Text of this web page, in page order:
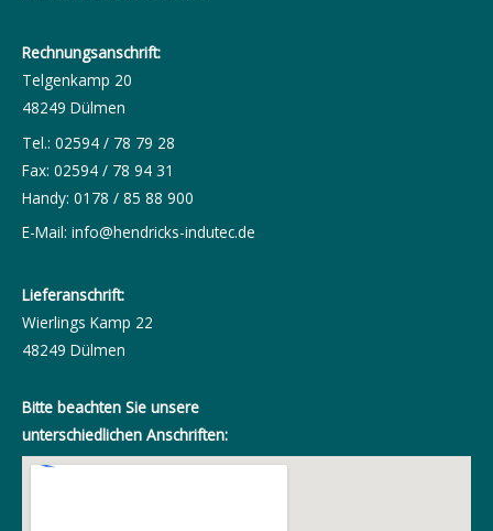
Rechnungsanschrift:
Telgenkamp 20
48249 Dülmen
Tel.: 02594 / 78 79 28
Fax: 02594 / 78 94 31
Handy: 0178 / 85 88 900
E-Mail: info@hendricks-indutec.de
Lieferanschrift:
Wierlings Kamp 22
48249 Dülmen
Bitte beachten Sie unsere
unterschiedlichen Anschriften: